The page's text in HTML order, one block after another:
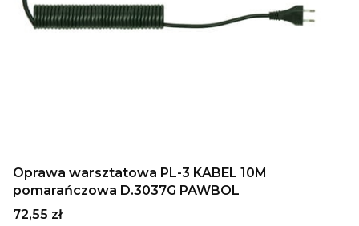
Oprawa warsztatowa PL-3 KABEL 10M
pomarańczowa D.3037G PAWBOL
Cena
72,55 zł